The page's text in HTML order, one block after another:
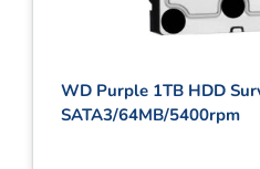
WD Purple 1TB HDD
SATA3/64MB/5400rpm